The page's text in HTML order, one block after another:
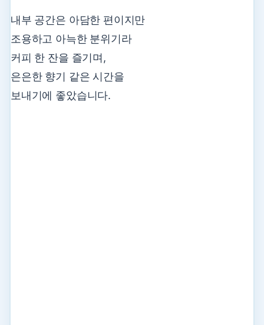
내부 공간은 아담한 편이지만
조용하고 아늑한 분위기라
커피 한 잔을 즐기며,
은은한 향기 같은 시간을
보내기에 좋았습니다.